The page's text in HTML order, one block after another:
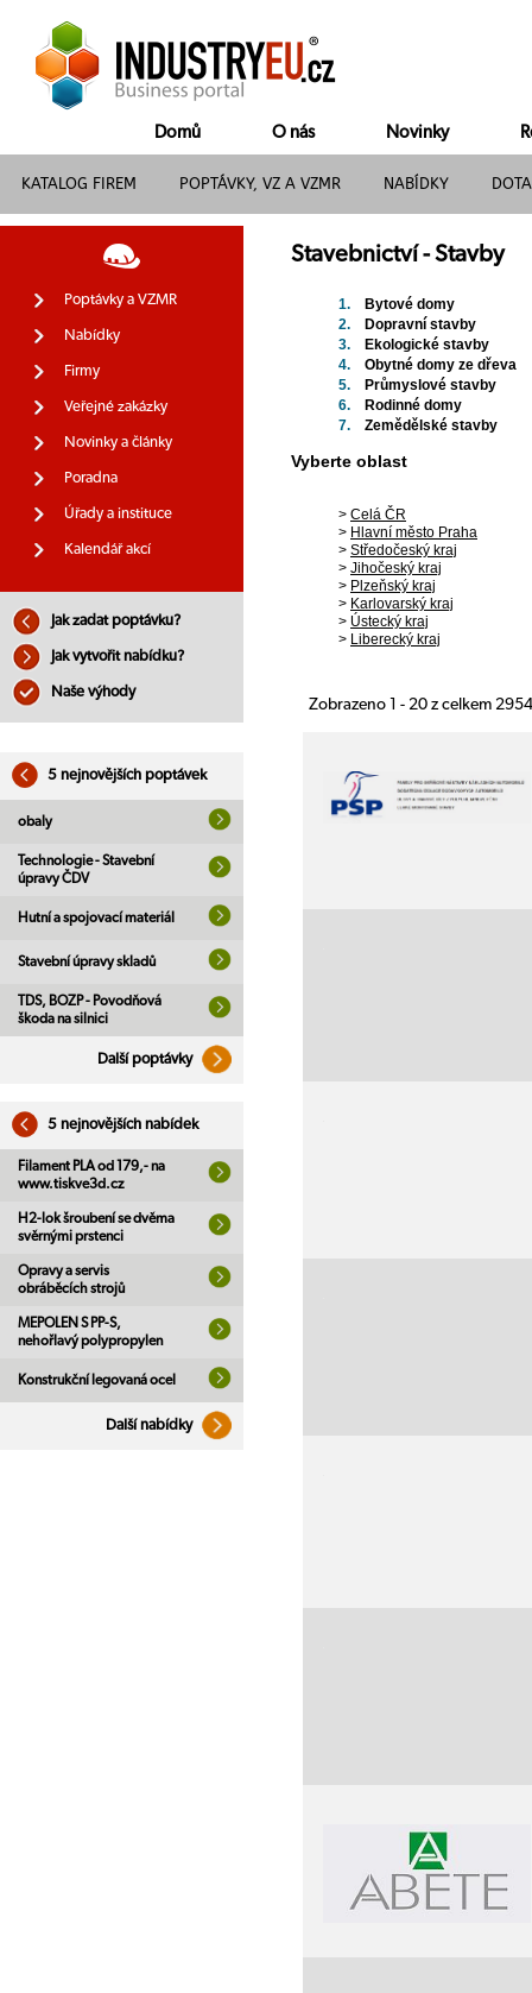
Domů O nás Novinky
KATALOG FIREM POPTÁVKY, VZ A VZMR NABÍDKY
Poptávky a VZMR
Nabídky
Firmy
Veřejné zakázky
Novinky a články
Poradna
Úřady a instituce
Kalendář akcí
Jak zadat poptávku?
Jak vytvořit nabídku?
Naše výhody
5 nejnovějších poptávek
obaly
Technologie - Stavební
úpravy ČDV
Hutní a spojovací materiál
Stavební úpravy skladů
TDS, BOZP - Povodňová
škoda na silnici
Další poptávky
5 nejnovějších nabídek
Filament PLA od 179,- na
www.tiskve3d.cz
H2-lok šroubení se dvěma
svěrnými prstenci
Opravy a servis
obráběcích strojů
MEPOLEN S PP-S,
nehořlavý polypropylen
Konstrukční legovaná ocel
Další nabídky
Stavebnictví - Stavby
1.
Bytové domy
2.
Dopravní stavby
3.
Ekologické stavby
4.
Obytné domy ze dřeva
5.
Průmyslové stavby
6.
Rodinné domy
7.
Zemědělské stavby
Vyberte oblast
> Celá ČR
> Hlavní město Praha
> Středočeský kraj
> Jihočeský kraj
> Plzeňský kraj
> Karlovarský kraj
> Ústecký kraj
> Liberecký kraj
Zobrazeno 1 - 20 z celkem